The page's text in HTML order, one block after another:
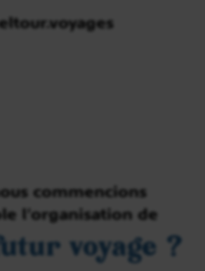
commencions
l’organisation de
voyage ?